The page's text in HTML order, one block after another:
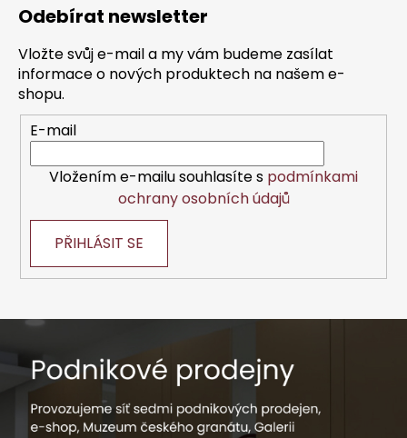
Odebírat newsletter
Vložte svůj e-mail a my vám budeme zasílat
informace o nových produktech na našem e-
shopu.
E-mail
Vložením e-mailu souhlasíte s podmínkami
ochrany osobních údajů
PŘIHLÁSIT SE